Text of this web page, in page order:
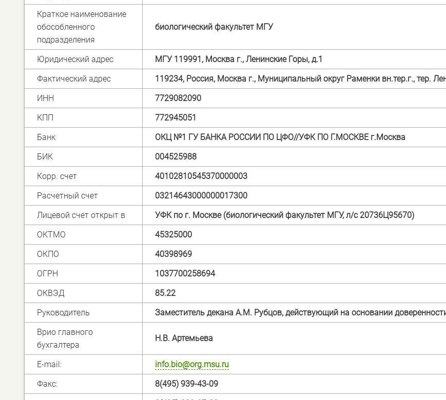
Краткое наименование
обособленного
подразделения
биологический факультет МГУ
Юридический адрес
МГУ 119991, Москва г., Ленинские Горы, д.1
Фактический адрес
119234, Россия, Москва г., Муниципальный округ Раменки вн.тер.г., тер.
ИНН
7729082090
КПП
772945051
Банк
ОКЦ №1 ГУ БАНКА РОССИИ ПО ЦФО//УФК ПО Г.МОСКВЕ г.Москва
БИК
004525988
Корр. счет
40102810545370000003
Расчетный счет
03214643000000017300
Лицевой счет открыт в
УФК по г. Москве (биологический факультет МГУ, л/с 20736Ц95670)
ОКТМО
45325000
ОКПО
40398969
ОГРН
1037700258694
ОКВЭД
85.22
Руководитель
Заместитель декана А.М. Рубцов, действующий на основании
Врио главного
бухгалтера
Н.В. Артемьева
E-mail:
info.bio@org.msu.ru
Факс:
8(495) 939-43-09